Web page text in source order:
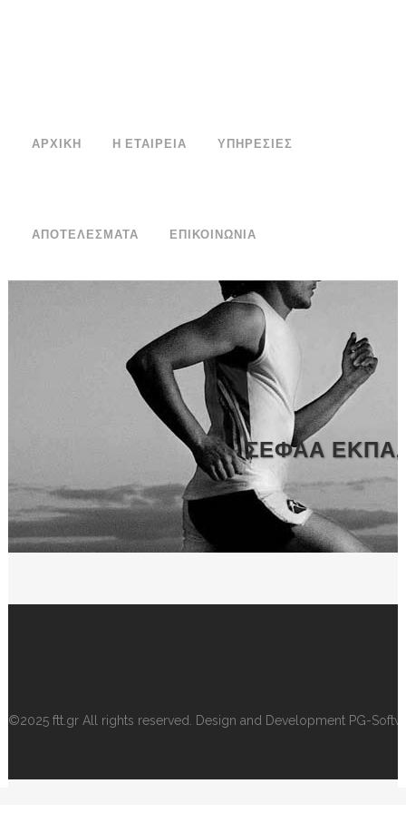
ΑΡΧΙΚΗ Η ΕΤΑΙΡΕΙΑ ΥΠΗΡΕΣΊΕΣ
ΑΠΟΤΕΛΈΣΜΑΤΑ ΕΠΙΚΟΙΝΩΝΙΑ
ΣΕΦΑΑ ΕΚΠΑ,
©2025 ftt.gr All rights reserved. Design and Development PG-